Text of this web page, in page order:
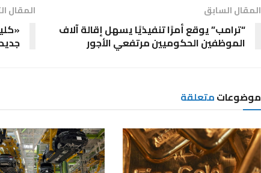
المقال السابق
“ترامب” يوقع أمرًا تنفيذيًا يسهل إقالة آلاف
الموظفين الحكوميين مرتفعي الأجور
المقال
موضوعاتمتعلقة